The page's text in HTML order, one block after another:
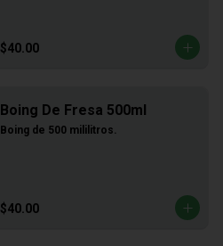
$40.00
Boing De Fresa 500ml
Boing de 500 mililitros.
$40.00